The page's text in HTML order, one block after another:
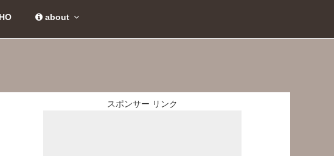
about
スポンサー リンク